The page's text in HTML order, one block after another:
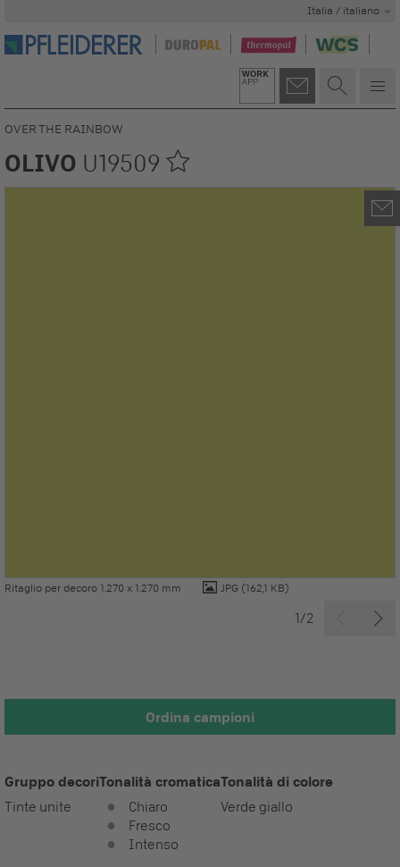
Italia / italiano
Ritaglio per decoro 1.270 x 1.270 mm JPG (162,1 KB)
1/2
OVER THE RAINBOW
OLIVO U19509
Ordina campioni
Gruppo decori
Tinte unite
Tonalità cromatica
Chiaro
Fresco
Intenso
Tonalità di colore
Verde giallo